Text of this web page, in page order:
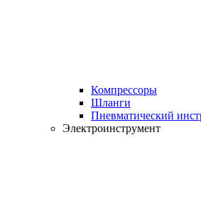
Компрессоры
Шланги
Пневматический
Электроинструмент